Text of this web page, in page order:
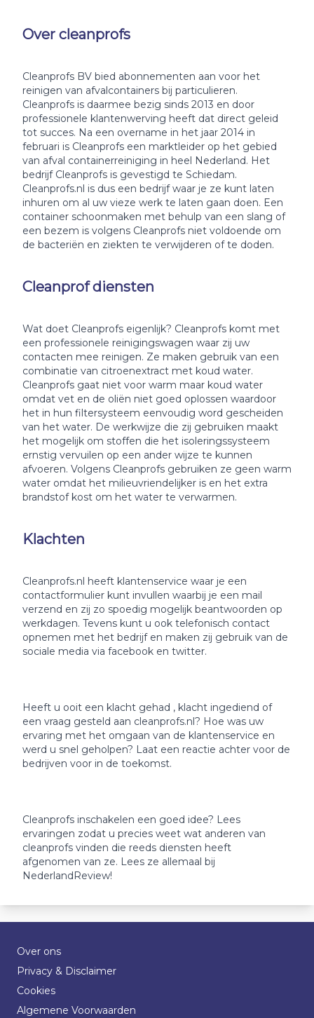
Over cleanprofs
Cleanprofs BV bied abonnementen aan voor het
reinigen van afvalcontainers bij particulieren.
Cleanprofs is daarmee bezig sinds 2013 en door
professionele klantenwerving heeft dat direct geleid
tot succes. Na een overname in het jaar 2014 in
februari is Cleanprofs een marktleider op het gebied
van afval containerreiniging in heel Nederland. Het
bedrijf Cleanprofs is gevestigd te Schiedam.
Cleanprofs.nl is dus een bedrijf waar je ze kunt laten
inhuren om al uw vieze werk te laten gaan doen. Een
container schoonmaken met behulp van een slang of
een bezem is volgens Cleanprofs niet voldoende om
de bacteriën en ziekten te verwijderen of te doden.
Cleanprof diensten
Wat doet Cleanprofs eigenlijk? Cleanprofs komt met
een professionele reinigingswagen waar zij uw
contacten mee reinigen. Ze maken gebruik van een
combinatie van citroenextract met koud water.
Cleanprofs gaat niet voor warm maar koud water
omdat vet en de oliën niet goed oplossen waardoor
het in hun filtersysteem eenvoudig word gescheiden
van het water. De werkwijze die zij gebruiken maakt
het mogelijk om stoffen die het isoleringssysteem
ernstig vervuilen op een ander wijze te kunnen
afvoeren. Volgens Cleanprofs gebruiken ze geen warm
water omdat het milieuvriendelijker is en het extra
brandstof kost om het water te verwarmen.
Klachten
Cleanprofs.nl heeft klantenservice waar je een
contactformulier kunt invullen waarbij je een mail
verzend en zij zo spoedig mogelijk beantwoorden op
werkdagen. Tevens kunt u ook telefonisch contact
opnemen met het bedrijf en maken zij gebruik van de
sociale media via facebook en twitter.
Heeft u ooit een klacht gehad , klacht ingediend of
een vraag gesteld aan cleanprofs.nl? Hoe was uw
ervaring met het omgaan van de klantenservice en
werd u snel geholpen? Laat een reactie achter voor de
bedrijven voor in de toekomst.
Cleanprofs inschakelen een goed idee? Lees
ervaringen zodat u precies weet wat anderen van
cleanprofs vinden die reeds diensten heeft
afgenomen van ze. Lees ze allemaal bij
NederlandReview!
Over ons
Privacy & Disclaimer
Cookies
Algemene Voorwaarden